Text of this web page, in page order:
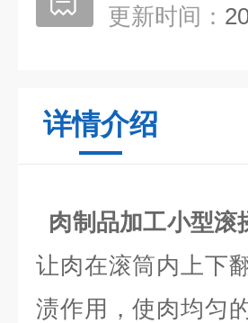
更新时间：
详情介绍
肉制品加工小型滚
让肉在滚筒内上下
渍作用，使肉均匀